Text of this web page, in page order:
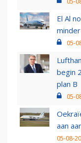
El Al
05-
begin
plan B
05-
aan
05-08-